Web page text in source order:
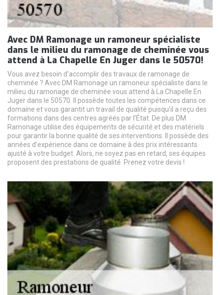
Avec DM Ramonage un ramoneur spécialiste
dans le milieu du ramonage de cheminée vous
attend à La Chapelle En Juger dans le 50570!
Vous avez besoin d’accomplir des travaux de ramonage de
cheminée ? Avec DM Ramonage un ramoneur spécialiste dans le
milieu du ramonage de cheminée vous attend à La Chapelle En
Juger dans le 50570. Il possède toutes les compétences dans ce
domaine et vous garantit un travail de qualité puisqu’il a reçu des
formations dans des centres agréés par l’État. De plus DM
Ramonage utilise des équipements de sécurité et des matériels
pour garantir la bonne qualité de ses interventions. Il possède des
années d’expérience dans ce domaine à des prix intéressants
ajusté à votre budget. Alors, ne soyez pas en retard, ses équipes
proposent des prestations de qualité. Prenez votre devis !